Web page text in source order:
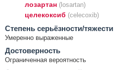
лозартан (losartan)
целекоксиб (celecoxib)
Cтепень серьёзности/тяжести
Умеренно выраженные
Достоверность
Ограниченная вероятность